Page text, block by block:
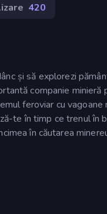
420
și să explorezi
companie
feroviar cu
te în timp ce trenul în
în căutarea